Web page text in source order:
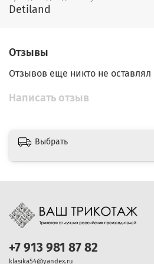
Detiland
Отзывы
Отзывов еще никто не оставлял
Написать отзыв
Выбрать
+7 913 981 87 82
klasika54@yandex.ru